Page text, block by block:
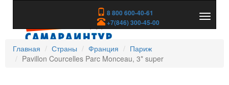
8 800 600-40-61
+7(846) 300-45-00
скрыть
Главная
Страны Франция
Париж
Pavillon Courcelles Parc Monceau, 3* super